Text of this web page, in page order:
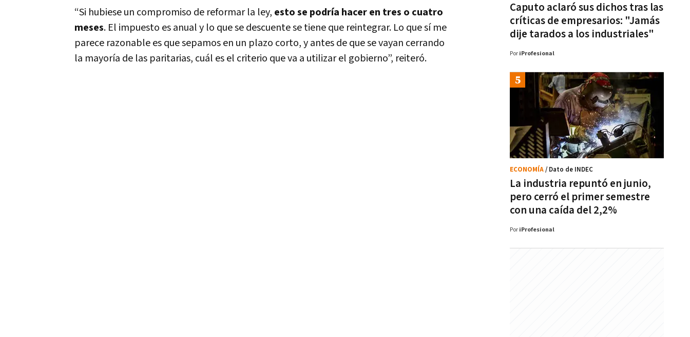
“Si hubiese un compromiso de reformar la ley, esto se podría hacer en tres o cuatro
meses. El impuesto es anual y lo que se descuente se tiene que reintegrar. Lo que sí me
parece razonable es que sepamos en un plazo corto, y antes de que se vayan cerrando
la mayoría de las paritarias, cuál es el criterio que va a utilizar el gobierno”, reiteró.
Caputo aclaró sus dichos tras las
críticas de empresarios: "Jamás
dije tarados a los industriales"
Por iProfesional
La industria repuntó en junio,
pero cerró el primer semestre
con una caída del 2,2%
ECONOMÍA/ Dato de INDEC
Por iProfesional